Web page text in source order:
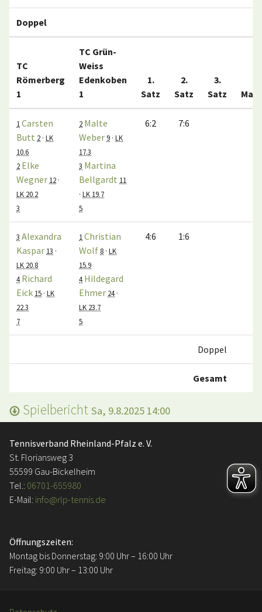
Doppel
TC
Römerberg
1
TC Grün-
Weiss
Edenkoben
1
1.
Satz
2.
Satz
3.
Satz
1 Carsten
Butt 2 · LK
10.6
2 Elke
Wegner 12 ·
LK 20.2
3
2 Malte
Weber9 · LK
17.3
3 Martina
Bellgardt 11
· LK 19.7
5
6:2 7:6
3 Alexandra
Kaspar 13 ·
LK 20.8
4 Richard
Eick 15 · LK
22.3
7
1 Christian
Wolf 8 · LK
15.9
4 Hildegard
Ehmer 24 ·
LK 23.7
5
4:6 1:6
Doppel
Gesamt
Spielbericht Sa, 9.8.2025 14:00
Tennisverband Rheinland-Pfalz e. V.
St. Floriansweg 3
55599 Gau-Bickelheim
Tel.: 06701-655980
E-Mail: info@rlp-tennis.de
Öffnungszeiten:
Montag bis Donnerstag: 9:00 Uhr – 16:00 Uhr
Freitag: 9:00 Uhr – 13:00 Uhr